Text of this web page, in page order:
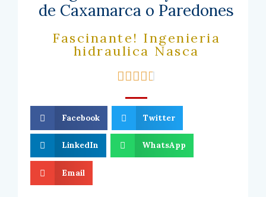
de Caxamarca o Paredones
Fascinante! Ingenieria
hidraulica Nasca

Facebook Twitter
LinkedIn WhatsApp
Email